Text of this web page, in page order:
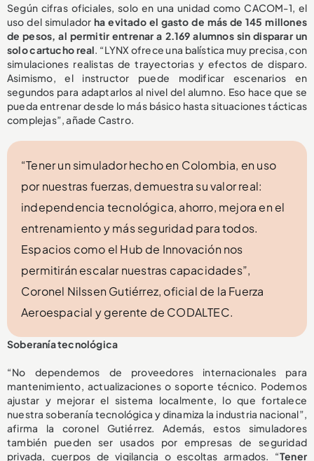
Según cifras oficiales, solo en una unidad como CACOM-1, el
uso del simulador ha evitado el gasto de más de 145 millones
de pesos, al permitir entrenar a 2.169 alumnos sin disparar un
solo cartucho real. “LYNX ofrece una balística muy precisa, con
simulaciones realistas de trayectorias y efectos de disparo.
Asimismo, el instructor puede modificar escenarios en
segundos para adaptarlos al nivel del alumno. Eso hace que se
pueda entrenar desde lo más básico hasta situaciones tácticas
complejas”, añade Castro.
“Tener un simulador hecho en Colombia, en uso
por nuestras fuerzas, demuestra su valor real:
independencia tecnológica, ahorro, mejora en el
entrenamiento y más seguridad para todos.
Espacios como el Hub de Innovación nos
permitirán escalar nuestras capacidades”,
Coronel Nilssen Gutiérrez, oficial de la Fuerza
Aeroespacial y gerente de CODALTEC.
Soberanía tecnológica
“No dependemos de proveedores internacionales para
mantenimiento, actualizaciones o soporte técnico. Podemos
ajustar y mejorar el sistema localmente, lo que fortalece
nuestra soberanía tecnológica y dinamiza la industria nacional”,
afirma la coronel Gutiérrez. Además, estos simuladores
también pueden ser usados por empresas de seguridad
privada, cuerpos de vigilancia o escoltas armados. “Tener